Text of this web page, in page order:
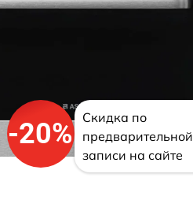
-20%
Скидка по
предварительной
записи на сайте